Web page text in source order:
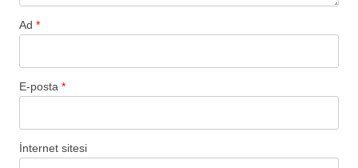
Ad *
E-posta *
İnternet sitesi